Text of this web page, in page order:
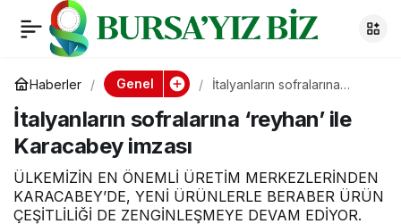
Haberler Genel
İtalyanların sofralarına
imzası
İtalyanların sofralarına ‘reyhan’ ile
Karacabey imzası
ÜLKEMİZİN EN ÖNEMLİ ÜRETİM MERKEZLERİNDEN
KARACABEY’DE, YENİ ÜRÜNLERLE BERABER ÜRÜN
ÇEŞİTLİLİĞİ DE ZENGİNLEŞMEYE DEVAM EDİYOR.
(Özel) “Uludağ” isimli
tay annesinin
karnındayken satıldı
0 Paylaş